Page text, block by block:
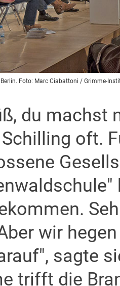
Foto: Marc Ciabattoni / Grimme-
du machst
oft.
wir
sagte
trifft die